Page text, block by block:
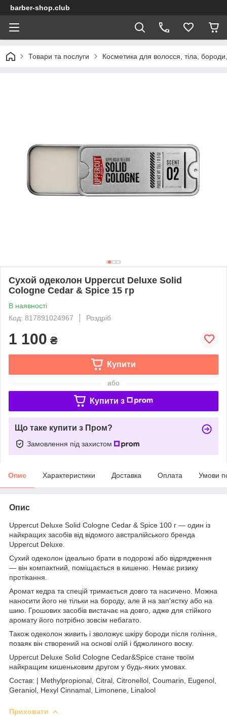
barber-shop.club
Товари та послуги Косметика для волосся, тіла,
Сухой одеколон Uppercut Deluxe Solid
Cologne Cedar & Spice 15 гр
В наявності
Код: 817891024967
Роздріб
1 100 ₴
Купити
або
Купити з
Що таке купити з Пром?
Замовлення під захистом
Опис Характеристики Доставка Оплата Умови
Опис
Uppercut Deluxe Solid Cologne Cedar & Spice 100 г — один із
найкращих засобів від відомого австралійського бренда
Uppercut Deluxe.
Сухий одеколон ідеально брати в подорожі або відрядження
— він компактний, поміщається в кишеню. Немає ризику
протікання.
Аромат кедра та спецій тримається довго та насичено. Можна
наносити його не тільки на бороду, але й на зап'ястку або на
шию. Грошових засобів вистачає на довго, адже для стійкого
аромату його потрібно зовсім небагато.
Також одеколон живить і зволожує шкіру бороди після гоління,
позаяк він створений на основі олій і бджолиного воску.
Uppercut Deluxe Solid Cologne Cedar&Spice стане твоїм
найкращим кишеньковим другом у будь-яких умовах.
Состав: | Methylpropional, Citral, Citronellol, Coumarin, Eugenol,
Geraniol, Hexyl Cinnamal, Limonene, Linalool
Приховати